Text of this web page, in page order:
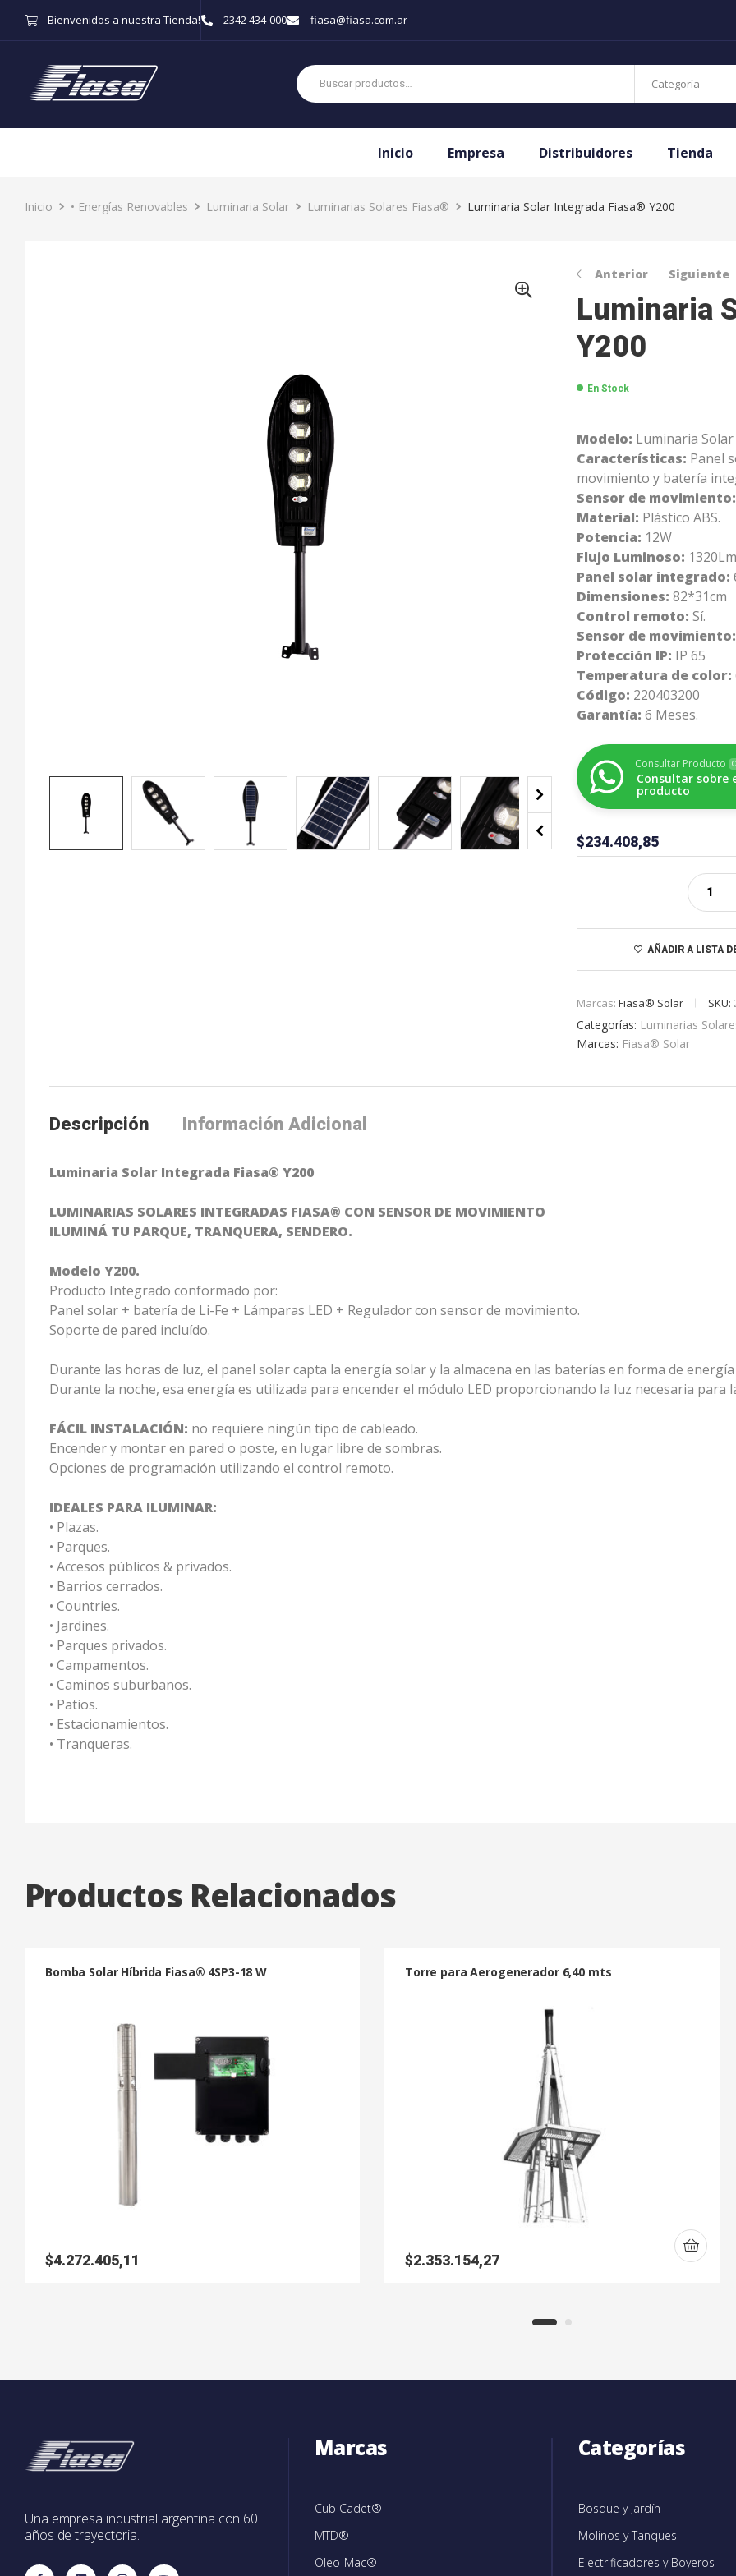
Bienvenidos a nuestra Tienda! 2342 434-000 fiasa@fiasa.com.ar
Categoría
Inicio Empresa Distribuidores Tienda
Inicio • Energías Renovables Luminaria Solar Luminarias Solares Fiasa® Luminaria Solar Integrada Fiasa® Y200
Anterior
$304.508,65
Siguiente
$339.099,24
Luminaria
Y200
En Stock
Modelo: Luminaria
Características: Panel
movimiento y batería
Sensor de movimiento:
Material: Plástico ABS.
Potencia: 12W
Flujo Luminoso: 1320Lm
Panel solar integrado:
Dimensiones: 82*31cm
Control remoto: Sí.
Sensor de movimiento:
Protección IP: IP 65
Temperatura de color:
Código: 220403200
Garantía: 6 Meses.
Consultar Producto
Consultar sobre
producto
$234.408,85
AÑADIR A LISTA
Marcas: Fiasa® Solar SKU:
Categorías: Luminarias
Marcas: Fiasa® Solar
Descripción Información Adicional
Luminaria Solar Integrada Fiasa® Y200
LUMINARIAS SOLARES INTEGRADAS FIASA® CON SENSOR DE MOVIMIENTO
ILUMINÁ TU PARQUE, TRANQUERA, SENDERO.
Modelo Y200.
Producto Integrado conformado por:
Panel solar + batería de Li-Fe + Lámparas LED + Regulador con sensor de movimiento.
Soporte de pared incluído.
Durante las horas de luz, el panel solar capta la energía solar y la almacena en las baterías en forma de energía
Durante la noche, esa energía es utilizada para encender el módulo LED proporcionando la luz necesaria para
FÁCIL INSTALACIÓN: no requiere ningún tipo de cableado.
Encender y montar en pared o poste, en lugar libre de sombras.
Opciones de programación utilizando el control remoto.
IDEALES PARA ILUMINAR:
• Plazas.
• Parques.
• Accesos públicos & privados.
• Barrios cerrados.
• Countries.
• Jardines.
• Parques privados.
• Campamentos.
• Caminos suburbanos.
• Patios.
• Estacionamientos.
• Tranqueras.
Productos Relacionados
Bomba Solar Híbrida Fiasa® 4SP3-18 W
$4.272.405,11
Torre para Aerogenerador 6,40 mts
$2.353.154,27
Una empresa industrial argentina con 60
años de trayectoria.
Marcas
Cub Cadet®
MTD®
Oleo-Mac®
Categorías
Bosque y Jardín
Molinos y Tanques
Electrificadores y Boyeros